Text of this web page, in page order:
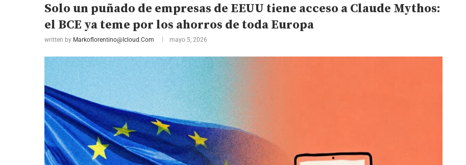
Solo un puñado de empresas de EEUU tiene acceso a Claude Mythos:
el BCE ya teme por los ahorros de toda Europa
written by Markoflorentino@icloud.com mayo 5, 2026